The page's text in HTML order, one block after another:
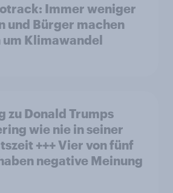
Immer weniger
und Bürger machen
um Klimawandel
zu Donald Trumps
wie nie in seiner
+++ Vier von fünf
negative Meinung